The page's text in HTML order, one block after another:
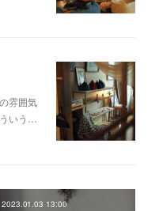
雰囲気
いう…
2023.01.03 13:00